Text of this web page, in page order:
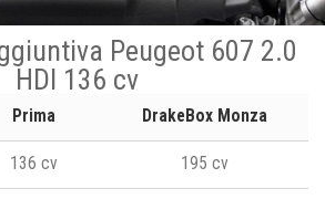
Peugeot 607 2.0
HDI 136 cv
Prima DrakeBox Monza
136 cv 195 cv